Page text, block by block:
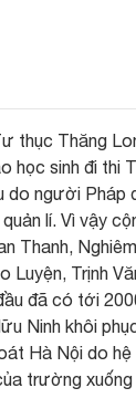
thục Thăng
học sinh đi thi
do người
lí. Vì vậy
Thanh,
Luyện, Trịnh
đã có tới
Ninh khôi
Hà Nội do
trường